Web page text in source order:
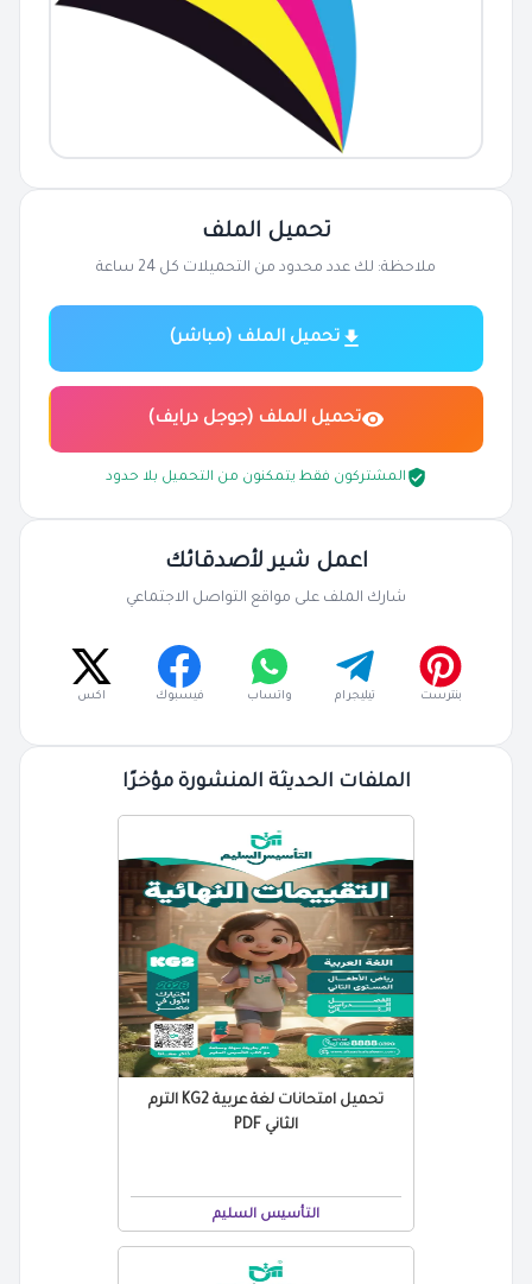
تحميل الملف
ملاحظة: لك عدد محدود من التحميلات كل 24 ساعة
تحميل الملف (مباشر)
تحميل الملف (جوجل درايف)
المشتركون فقط يتمكنون من التحميل بلا حدود
اعمل شير لأصدقائك
شارك الملف على مواقع التواصل الاجتماعي
بنترست تيليجرام واتساب فيسبوك اكس
الملفات الحديثة المنشورة مؤخرًا
تحميل امتحانات لغة عربية KG2 الترم
الثاني PDF
التأسيس السليم